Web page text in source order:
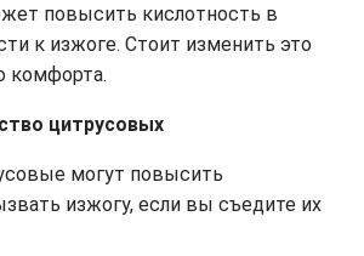
повысить кислотность в
к изжоге. Стоит изменить это
комфорта.
цитрусовых
могут повысить
изжогу, если вы съедите их